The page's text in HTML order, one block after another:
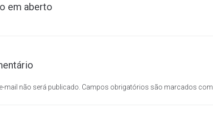
em aberto
mail não será publicado. Campos obrigatórios são marcados com